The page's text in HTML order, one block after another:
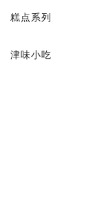
糕点系列
津味小吃